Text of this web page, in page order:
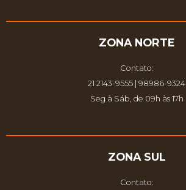
ZONA NORTE
Contato:
21 2143-9555 | 98986-9324
Seg à Sáb, de 09h às 17h
ZONA SUL
Contato: